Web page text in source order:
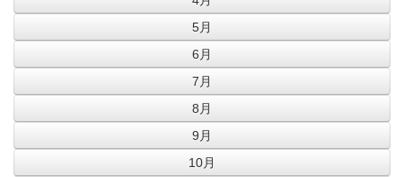
5月
6月
7月
8月
9月
10月